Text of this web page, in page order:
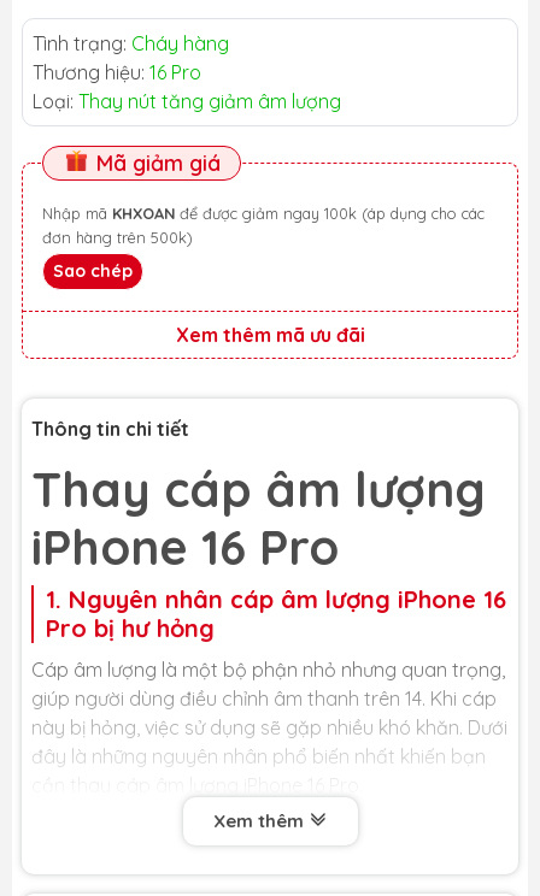
Tình trạng: Cháy hàng
Thương hiệu: 16 Pro
Loại: Thay nút tăng giảm âm lượng
Mã giảm giá
Nhập mã KHXOAN
đơn hàng trên 500k)
Sao chép
Xem thêm mã ưu đãi
Thông tin chi tiết
Thay cáp âm lượng
iPhone 16 Pro
1. Nguyên nhân cáp âm lượng iPhone 16
Pro bị hư hỏng
Cáp âm lượng là một bộ phận nhỏ nhưng quan trọng,
giúp người dùng điều chỉnh âm thanh trên 14. Khi cáp
này bị hỏng, việc sử dụng sẽ gặp nhiều khó khăn. Dưới
đây là những nguyên nhân phổ biến nhất khiến bạn
- iPhone bị va đập, rơi rớt: Đây là nguyên nhân hàng
rạn nứt. Mặc dù nút bấm bên ngoài vẫn còn, nhưng
Xem thêm